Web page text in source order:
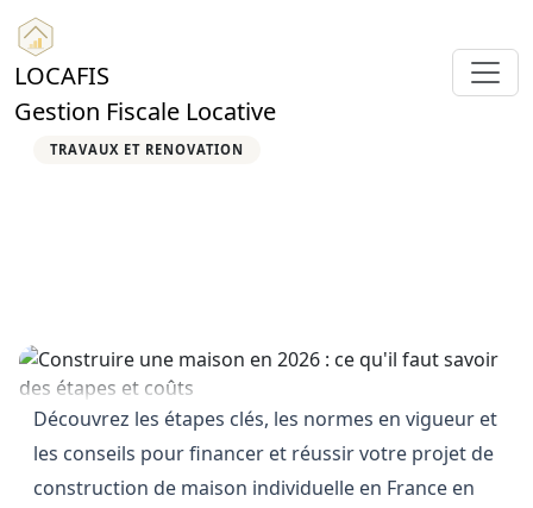
LOCAFIS
Gestion Fiscale Locative
TRAVAUX ET RENOVATION
Découvrez les étapes clés, les normes en vigueur et
les conseils pour financer et réussir votre projet de
construction de maison individuelle en France en